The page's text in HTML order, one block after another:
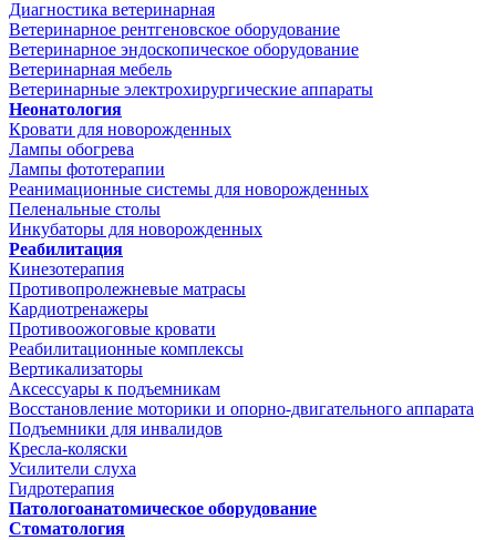
Диагностика ветеринарная
Ветеринарное рентгеновское оборудование
Ветеринарное эндоскопическое оборудование
Ветеринарная мебель
Ветеринарные электрохирургические аппараты
Неонатология
Кровати для новорожденных
Лампы обогрева
Лампы фототерапии
Реанимационные системы для новорожденных
Пеленальные столы
Инкубаторы для новорожденных
Реабилитация
Кинезотерапия
Противопролежневые матрасы
Кардиотренажеры
Противоожоговые кровати
Реабилитационные комплексы
Вертикализаторы
Аксессуары к подъемникам
Восстановление моторики и опорно-двигательного аппарата
Подъемники для инвалидов
Кресла-коляски
Усилители слуха
Гидротерапия
Патологоанатомическое оборудование
Стоматология